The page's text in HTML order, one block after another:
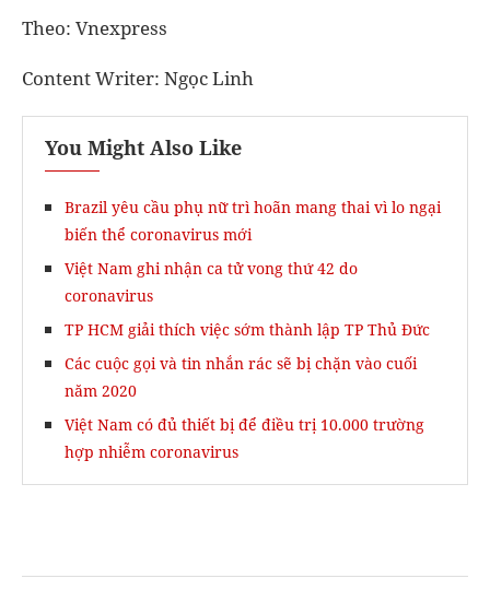
Theo: Vnexpress
Content Writer: Ngọc Linh
You Might Also Like
Brazil yêu cầu phụ nữ trì hoãn mang thai vì lo ngại
biến thể coronavirus mới
Việt Nam ghi nhận ca tử vong thứ 42 do
coronavirus
TP HCM giải thích việc sớm thành lập TP Thủ Đức
Các cuộc gọi và tin nhắn rác sẽ bị chặn vào cuối
năm 2020
Việt Nam có đủ thiết bị để điều trị 10.000 trường
hợp nhiễm coronavirus